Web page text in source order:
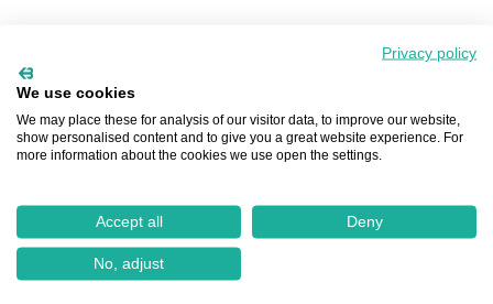
Privacy policy
We use cookies
We may place these for analysis of our visitor data, to improve our website,
show personalised content and to give you a great website experience. For
more information about the cookies we use open the settings.
Accept all Deny
No, adjust